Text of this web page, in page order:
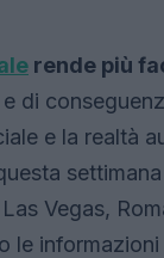
rende più
di
e la realtà
Vegas,
le